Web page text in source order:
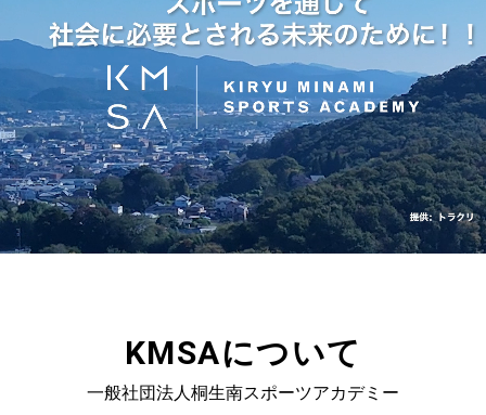
KMSAについて
一般社団法人桐生南スポーツアカデミー